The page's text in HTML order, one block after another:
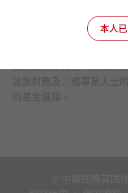
本人
在作出任何投資選擇前，
金是否適合自己（包括是